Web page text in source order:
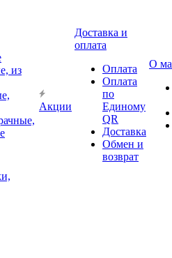
из
Акции
Доставка и
оплата
Оплата
Оплата
по
Единому
QR
Доставка
Обмен и
возврат
О